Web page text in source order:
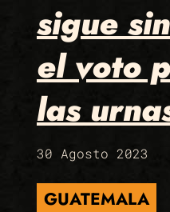
sigue
el voto
las
30 Agosto 2023
GUATEMALA